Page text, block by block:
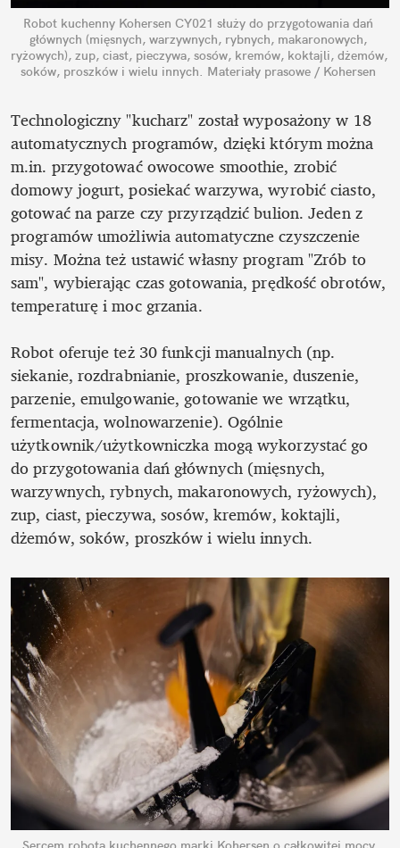
Robot kuchenny Kohersen CY021 służy do przygotowania dań
głównych (mięsnych, warzywnych, rybnych, makaronowych,
ryżowych), zup, ciast, pieczywa, sosów, kremów, koktajli, dżemów,
soków, proszków i wielu innych.
Materiały prasowe / Kohersen
Technologiczny "kucharz" został wyposażony w 18
automatycznych programów, dzięki którym można
m.in. przygotować owocowe smoothie, zrobić
domowy jogurt, posiekać warzywa, wyrobić ciasto,
gotować na parze czy przyrządzić bulion. Jeden z
programów umożliwia automatyczne czyszczenie
misy. Można też ustawić własny program "Zrób to
sam", wybierając czas gotowania, prędkość obrotów,
temperaturę i moc grzania.
Robot oferuje też 30 funkcji manualnych (np.
siekanie, rozdrabnianie, proszkowanie, duszenie,
parzenie, emulgowanie, gotowanie we wrzątku,
fermentacja, wolnowarzenie). Ogólnie
użytkownik/użytkowniczka mogą wykorzystać go
do przygotowania dań głównych (mięsnych,
warzywnych, rybnych, makaronowych, ryżowych),
zup, ciast, pieczywa, sosów, kremów, koktajli,
dżemów, soków, proszków i wielu innych.